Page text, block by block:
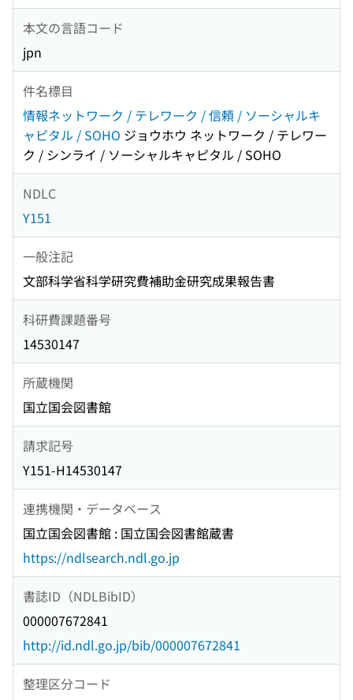
本文の言語コード
jpn
件名標目
情報ネットワーク / テレワーク / 信頼 / ソーシャルキ
ャピタル / SOHO ジョウホウ ネットワーク / テレワー
ク / シンライ / ソーシャルキャピタル / SOHO
NDLC
Y151
一般注記
文部科学省科学研究費補助金研究成果報告書
科研費課題番号
14530147
所蔵機関
国立国会図書館
請求記号
Y151-H14530147
連携機関・データベース
国立国会図書館 : 国立国会図書館蔵書
https://ndlsearch.ndl.go.jp
書誌ID（NDLBibID）
000007672841
http://id.ndl.go.jp/bib/000007672841
整理区分コード